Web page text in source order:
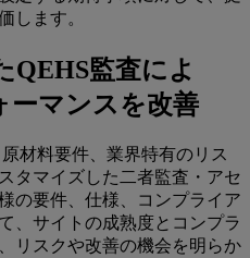
します。
QEHS監査によ
ーマンスを改善
材料要件、業界特有のリス
タマイズした二者監査・アセ
の要件、仕様、コンプライア
、サイトの成熟度とコンプラ
リスクや改善の機会を明らか